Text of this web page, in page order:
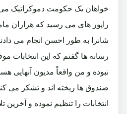
خواهان یک حکومت دموکراتیک
راپور های می رسید که هزاران
شانرا به طور احسن انجام می
رسانه ها گفتم که این انتخابات
نبوده و من واقعاً مدیون آنهایی
صندوق ها ریخته اند و تشکر می
انتخابات را تنظیم نموده و آخرین